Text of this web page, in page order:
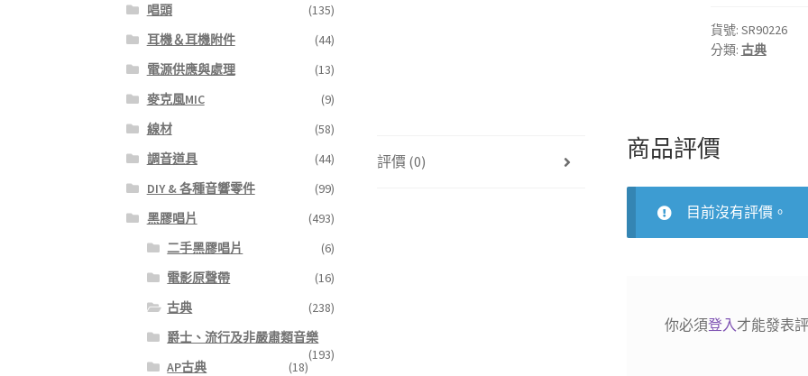
文
斯
數
量
貨號: SR90226
分類: 古典
評價 (0) 商品評價
目前沒有評價。
你必須登入才能發表
唱頭
(135)
耳機＆耳機附件
(44)
電源供應與處理
(13)
麥克風MIC
(9)
線材
(58)
調音道具
(44)
DIY & 各種音響零件
(99)
黑膠唱片
(493)
二手黑膠唱片
(6)
電影原聲帶
(16)
古典
(238)
爵士、流行及非嚴肅類音樂
(193)
AP古典
(18)